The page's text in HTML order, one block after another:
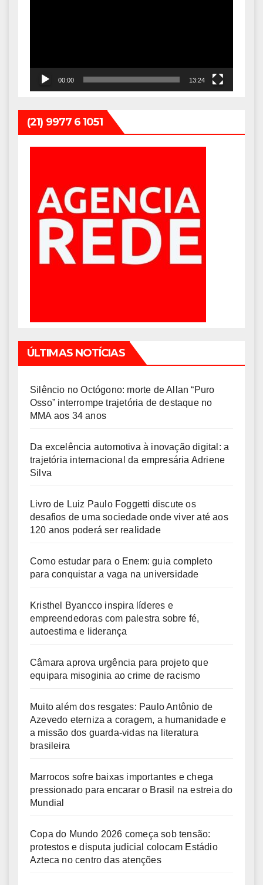
00:00 13:24
(21) 9977 6 1051
ÚLTIMAS NOTÍCIAS
Silêncio no Octógono: morte de Allan “Puro
Osso” interrompe trajetória de destaque no
MMA aos 34 anos
Da excelência automotiva à inovação digital: a
trajetória internacional da empresária Adriene
Silva
Livro de Luiz Paulo Foggetti discute os
desafios de uma sociedade onde viver até aos
120 anos poderá ser realidade
Como estudar para o Enem: guia completo
para conquistar a vaga na universidade
Kristhel Byancco inspira líderes e
empreendedoras com palestra sobre fé,
autoestima e liderança
Câmara aprova urgência para projeto que
equipara misoginia ao crime de racismo
Muito além dos resgates: Paulo Antônio de
Azevedo eterniza a coragem, a humanidade e
a missão dos guarda-vidas na literatura
brasileira
Marrocos sofre baixas importantes e chega
pressionado para encarar o Brasil na estreia do
Mundial
Copa do Mundo 2026 começa sob tensão:
protestos e disputa judicial colocam Estádio
Azteca no centro das atenções